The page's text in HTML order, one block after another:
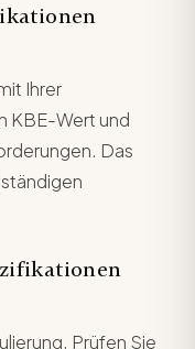
Ihrer
KBE-Wert und
Das
Prüfen Sie